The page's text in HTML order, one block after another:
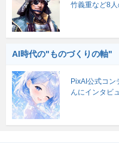
竹義重など8
AI時代の"ものづくりの軸"
PixAI公式コン
んにインタビ